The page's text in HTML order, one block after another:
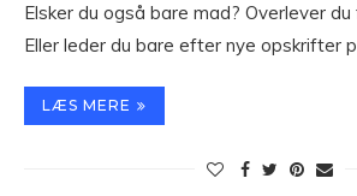
Elsker du også bare mad? Overlever
Eller leder du bare efter nye opskrifter
LÆS MERE